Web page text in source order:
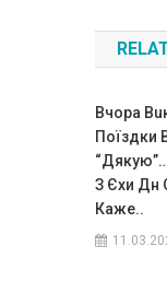
по
Bчоpа
Поїздки
З Єxи Дн
Кажe..